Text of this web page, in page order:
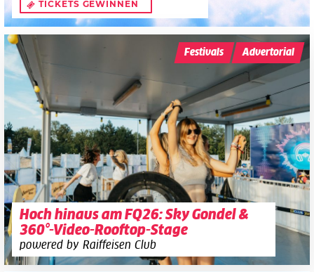
TICKETS GEWINNEN
Hoch hinaus am FQ26: Sky Gondel &
360°-Video-Rooftop-Stage
powered by Raiffeisen Club
Festivals Advertorial